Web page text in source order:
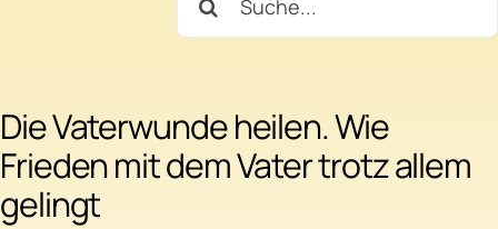
Instagram
nach:
Die Vaterwunde heilen. Wie
Frieden mit dem Vater trotz allem
gelingt